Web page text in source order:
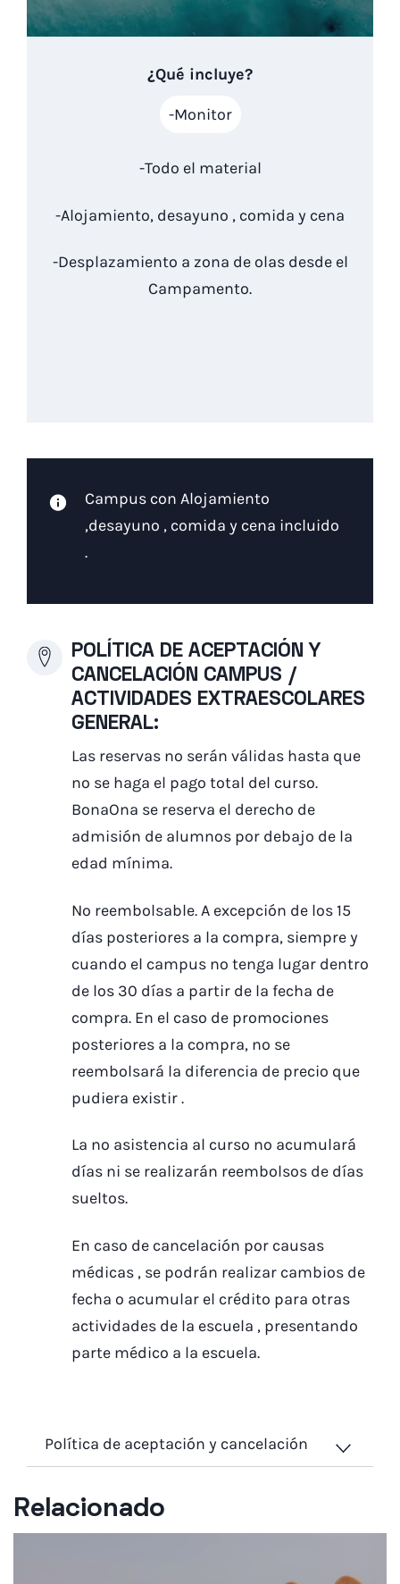
¿Qué incluye?
-Monitor
-Todo el material
-Alojamiento, desayuno , comida y cena
-Desplazamiento a zona de olas desde el
Campamento.
Campus con Alojamiento
,desayuno , comida y cena incluido
.
POLÍTICA DE ACEPTACIÓN Y
CANCELACIÓN CAMPUS /
ACTIVIDADES EXTRAESCOLARES
GENERAL:
Las reservas no serán válidas hasta que
no se haga el pago total del curso.
BonaOna se reserva el derecho de
admisión de alumnos por debajo de la
edad mínima.
No reembolsable. A excepción de los 15
días posteriores a la compra, siempre y
cuando el campus no tenga lugar dentro
de los 30 días a partir de la fecha de
compra. En el caso de promociones
posteriores a la compra, no se
reembolsará la diferencia de precio que
pudiera existir .
La no asistencia al curso no acumulará
días ni se realizarán reembolsos de días
sueltos.
En caso de cancelación por causas
médicas , se podrán realizar cambios de
fecha o acumular el crédito para otras
actividades de la escuela , presentando
parte médico a la escuela.
Política de aceptación y cancelación
Relacionado